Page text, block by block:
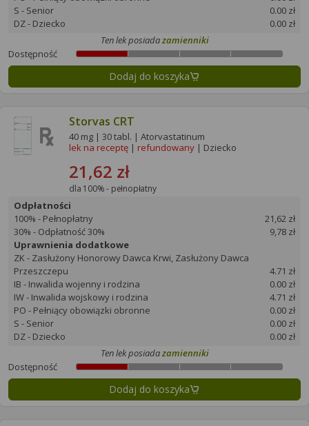
Dostępność
S - Senior
0.00 zł
DZ - Dziecko
0.00 zł
Ten lek posiadazamienniki
Dodaj do koszyka
Storvas CRT
40 mg | 30 tabl. | Atorvastatinum
lek na receptę | refundowany | Dziecko
21,62 zł
dla 100% - pełnopłatny
Dostępność
Odpłatności
100% - Pełnopłatny
21,62 zł
30% - Odpłatność 30%
9,78 zł
Uprawnienia dodatkowe
ZK - Zasłużony Honorowy Dawca Krwi, Zasłużony Dawca
Przeszczepu
4.71 zł
IB - Inwalida wojenny i rodzina
0.00 zł
IW - Inwalida wojskowy i rodzina
4.71 zł
PO - Pełniący obowiązki obronne
0.00 zł
S - Senior
0.00 zł
DZ - Dziecko
0.00 zł
Ten lek posiadazamienniki
Dodaj do koszyka